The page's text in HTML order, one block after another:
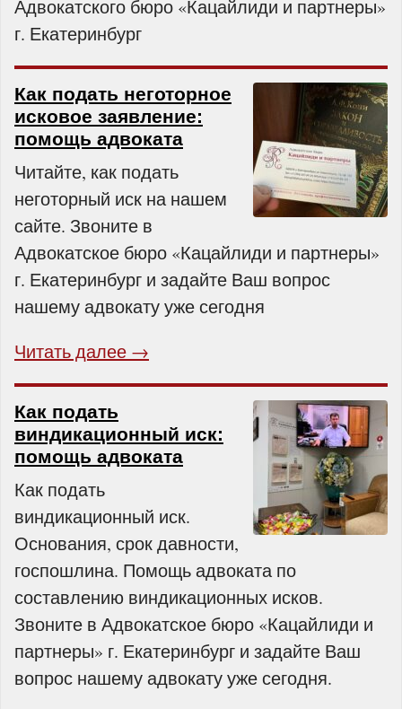
Адвокатского бюро «Кацайлиди и партнеры»
г. Екатеринбург
Как подать неготорное
исковое заявление:
помощь адвоката
Читайте, как подать
неготорный иск на нашем
сайте. Звоните в
Адвокатское бюро «Кацайлиди и партнеры»
г. Екатеринбург и задайте Ваш вопрос
нашему адвокату уже сегодня
Читать далее →
Как подать
виндикационный иск:
помощь адвоката
Как подать
виндикационный иск.
Основания, срок давности,
госпошлина. Помощь адвоката по
составлению виндикационных исков.
Звоните в Адвокатское бюро «Кацайлиди и
партнеры» г. Екатеринбург и задайте Ваш
вопрос нашему адвокату уже сегодня.